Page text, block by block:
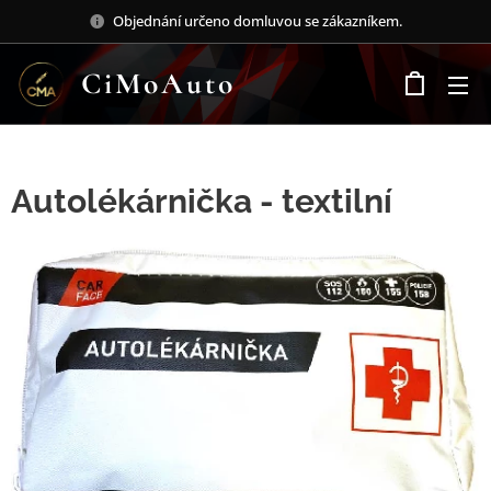
Objednání určeno domluvou se zákazníkem.
CiMoAuto
Autolékárnička - textilní